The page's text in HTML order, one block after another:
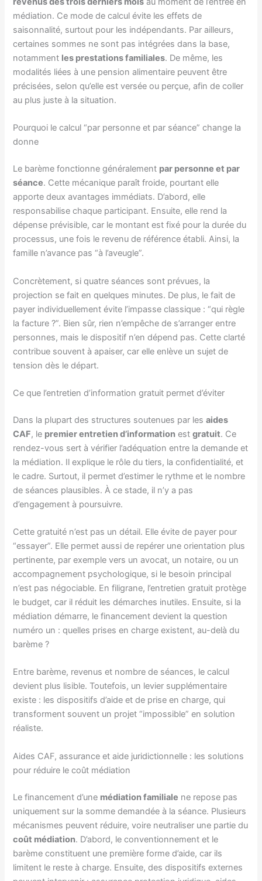
médiation. Ce mode de calcul évite les effets de
saisonnalité, surtout pour les indépendants. Par ailleurs,
certaines sommes ne sont pas intégrées dans la base,
notamment les prestations familiales. De même, les
modalités liées à une pension alimentaire peuvent être
précisées, selon qu’elle est versée ou perçue, afin de coller
au plus juste à la situation.
Pourquoi le calcul “par personne et par séance” change la
donne
Le barème fonctionne généralement par personne et par
séance. Cette mécanique paraît froide, pourtant elle
apporte deux avantages immédiats. D’abord, elle
responsabilise chaque participant. Ensuite, elle rend la
dépense prévisible, car le montant est fixé pour la durée du
processus, une fois le revenu de référence établi. Ainsi, la
famille n’avance pas “à l’aveugle”.
Concrètement, si quatre séances sont prévues, la
projection se fait en quelques minutes. De plus, le fait de
payer individuellement évite l’impasse classique : “qui règle
la facture ?”. Bien sûr, rien n’empêche de s’arranger entre
personnes, mais le dispositif n’en dépend pas. Cette clarté
contribue souvent à apaiser, car elle enlève un sujet de
tension dès le départ.
Ce que l’entretien d’information gratuit permet d’éviter
Dans la plupart des structures soutenues par lesaides
CAF, le premier entretien d’information estgratuit. Ce
rendez-vous sert à vérifier l’adéquation entre la demande et
la médiation. Il explique le rôle du tiers, la confidentialité, et
le cadre. Surtout, il permet d’estimer le rythme et le nombre
de séances plausibles. À ce stade, il n’y a pas
d’engagement à poursuivre.
Cette gratuité n’est pas un détail. Elle évite de payer pour
“essayer”. Elle permet aussi de repérer une orientation plus
pertinente, par exemple vers un avocat, un notaire, ou un
accompagnement psychologique, si le besoin principal
n’est pas négociable. En filigrane, l’entretien gratuit protège
le budget, car il réduit les démarches inutiles. Ensuite, si la
médiation démarre, le financement devient la question
numéro un : quelles prises en charge existent, au-delà du
barème ?
Entre barème, revenus et nombre de séances, le calcul
devient plus lisible. Toutefois, un levier supplémentaire
existe : les dispositifs d’aide et de prise en charge, qui
transforment souvent un projet “impossible” en solution
réaliste.
Aides CAF, assurance et aide juridictionnelle : les solutions
pour réduire le coût médiation
Le financement d’une médiation familiale ne repose pas
uniquement sur la somme demandée à la séance. Plusieurs
mécanismes peuvent réduire, voire neutraliser une partie du
coût médiation. D’abord, le conventionnement et le
barème constituent une première forme d’aide, car ils
limitent le reste à charge. Ensuite, des dispositifs externes